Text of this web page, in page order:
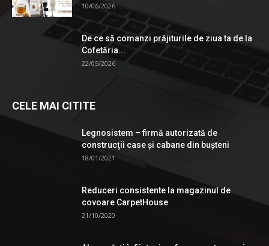
10/06/2026
De ce să comanzi prăjiturile de ziua ta de la
Cofetăria...
22/05/2026
CELE MAI CITITE
Legnosistem – firmă autorizată de
construcţii case și cabane din bușteni
18/01/2021
Reduceri consistente la magazinul de
covoare CarpetHouse
21/10/2020